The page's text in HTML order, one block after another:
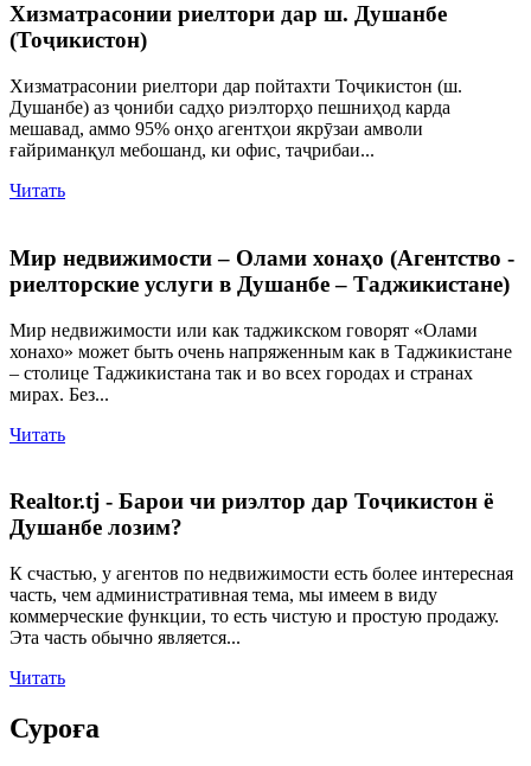
Хизматрасонии риелтори дар ш. Душанбе
(Тоҷикистон)
Хизматрасонии риелтори дар пойтахти Тоҷикистон (ш.
Душанбе) аз ҷониби садҳо риэлторҳо пешниҳод карда
мешавад, аммо 95% онҳо агентҳои якрӯзаи амволи
ғайриманқул мебошанд, ки офис, таҷрибаи...
Читать
Мир недвижимости – Олами хонаҳо (Агентство -
риелторские услуги в Душанбе – Таджикистане)
Мир недвижимости или как таджикском говорят «Олами
хонахо» может быть очень напряженным как в Таджикистане
– столице Таджикистана так и во всех городах и странах
мирах. Без...
Читать
Realtor.tj - Барои чи риэлтор дар Тоҷикистон ё
Душанбе лозим?
К счастью, у агентов по недвижимости есть более интересная
часть, чем административная тема, мы имеем в виду
коммерческие функции, то есть чистую и простую продажу.
Эта часть обычно является...
Читать
Суроға